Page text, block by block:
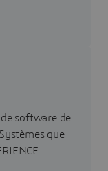
software de
que